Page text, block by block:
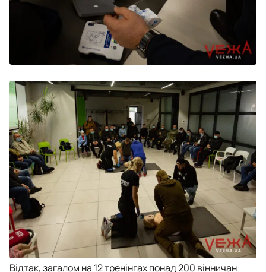
Відтак, загалом на 12 тренінгах понад 200 вінничан